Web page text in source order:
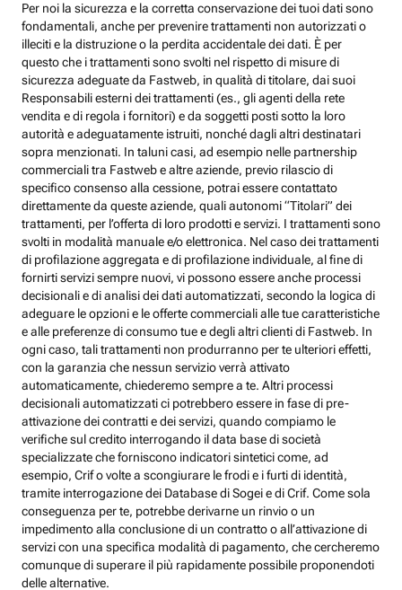
Per noi la sicurezza e la corretta conservazione dei tuoi dati sono
fondamentali, anche per prevenire trattamenti non autorizzati o
illeciti e la distruzione o la perdita accidentale dei dati. È per
questo che i trattamenti sono svolti nel rispetto di misure di
sicurezza adeguate da Fastweb, in qualità di titolare, dai suoi
Responsabili esterni dei trattamenti (es., gli agenti della rete
vendita e di regola i fornitori) e da soggetti posti sotto la loro
autorità e adeguatamente istruiti, nonché dagli altri destinatari
sopra menzionati. In taluni casi, ad esempio nelle partnership
commerciali tra Fastweb e altre aziende, previo rilascio di
specifico consenso alla cessione, potrai essere contattato
direttamente da queste aziende, quali autonomi “Titolari” dei
trattamenti, per l’offerta di loro prodotti e servizi. I trattamenti sono
svolti in modalità manuale e/o elettronica. Nel caso dei trattamenti
di profilazione aggregata e di profilazione individuale, al fine di
fornirti servizi sempre nuovi, vi possono essere anche processi
decisionali e di analisi dei dati automatizzati, secondo la logica di
adeguare le opzioni e le offerte commerciali alle tue caratteristiche
e alle preferenze di consumo tue e degli altri clienti di Fastweb. In
ogni caso, tali trattamenti non produrranno per te ulteriori effetti,
con la garanzia che nessun servizio verrà attivato
automaticamente, chiederemo sempre a te. Altri processi
decisionali automatizzati ci potrebbero essere in fase di pre-
attivazione dei contratti e dei servizi, quando compiamo le
verifiche sul credito interrogando il data base di società
specializzate che forniscono indicatori sintetici come, ad
esempio, Crif o volte a scongiurare le frodi e i furti di identità,
tramite interrogazione dei Database di Sogei e di Crif. Come sola
conseguenza per te, potrebbe derivarne un rinvio o un
impedimento alla conclusione di un contratto o all’attivazione di
servizi con una specifica modalità di pagamento, che cercheremo
comunque di superare il più rapidamente possibile proponendoti
delle alternative.